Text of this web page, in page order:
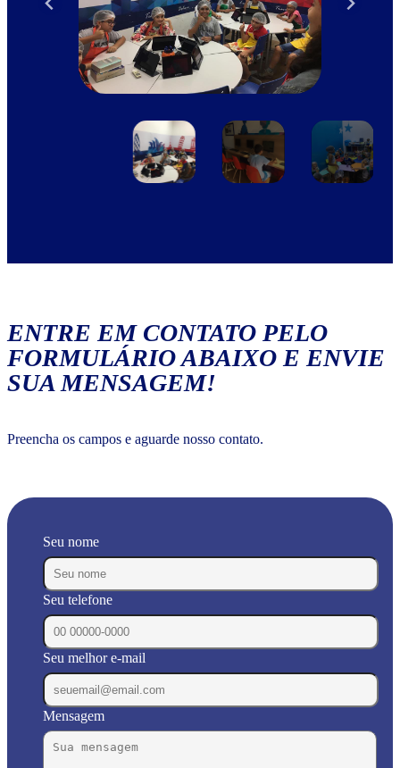
ENTRE EM CONTATO PELO
FORMULÁRIO ABAIXO E ENVIE
SUA MENSAGEM!
Preencha os campos e aguarde nosso contato.
Seu nome
Seu telefone
Seu melhor e-mail
Mensagem